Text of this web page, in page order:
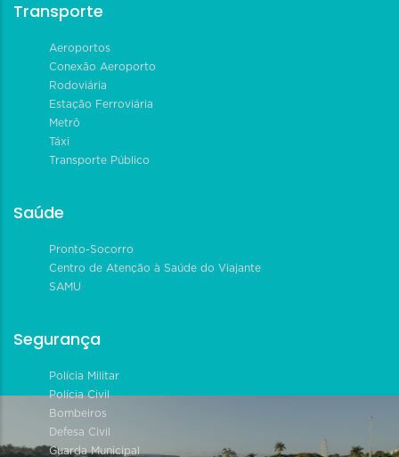
Transporte
Aeroportos
Conexão Aeroporto
Rodoviária
Estação Ferroviária
Metrô
Táxi
Transporte Público
Saúde
Pronto-Socorro
Centro de Atenção à Saúde do Viajante
SAMU
Segurança
Polícia Militar
Polícia Civil
Bombeiros
Defesa Civil
Guarda Municipal